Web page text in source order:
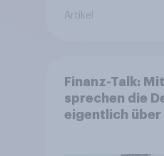
Artikel
Finanz-Talk:
sprechen die
eigentlich über